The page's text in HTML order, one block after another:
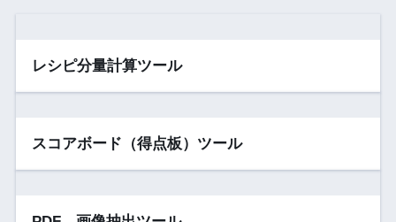
レシピ分量計算ツール
スコアボード（得点板）ツール